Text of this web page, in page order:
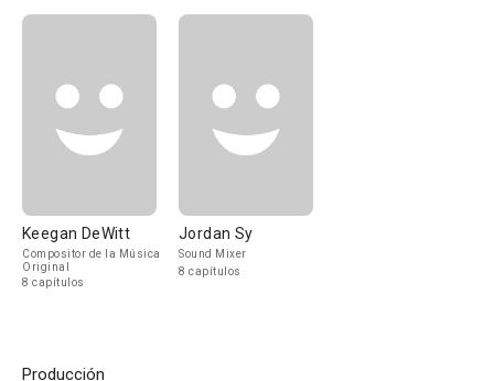
Keegan DeWitt
Compositor de la Música
Original
8 capítulos
Jordan Sy
Sound Mixer
8 capítulos
Producción